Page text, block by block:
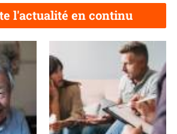
l'actualité en continu